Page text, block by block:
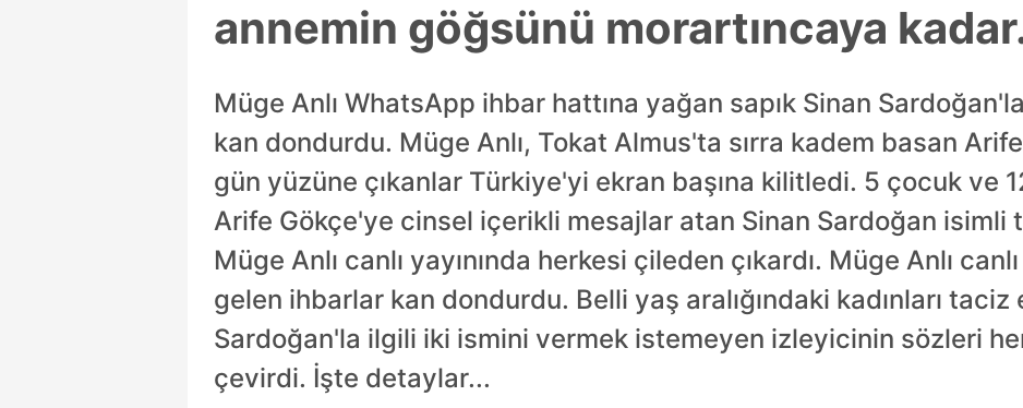
annemin göğsünü morartıncaya
Müge Anlı WhatsApp ihbar hattına yağan sapık Sinan
kan dondurdu. Müge Anlı, Tokat Almus'ta sırra kadem basan
gün yüzüne çıkanlar Türkiye'yi ekran başına kilitledi. 5 çocuk ve
Arife Gökçe'ye cinsel içerikli mesajlar atan Sinan Sardoğan isimli
Müge Anlı canlı yayınında herkesi çileden çıkardı. Müge Anlı
gelen ihbarlar kan dondurdu. Belli yaş aralığındaki kadınları taciz
Sardoğan'la ilgili iki ismini vermek istemeyen izleyicinin sözleri
çevirdi. İşte detaylar...